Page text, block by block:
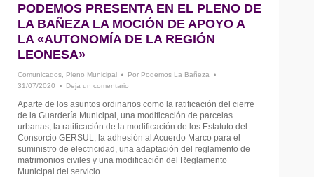
PODEMOS PRESENTA EN EL PLENO DE
LA BAÑEZA LA MOCIÓN DE APOYO A
LA «AUTONOMÍA DE LA REGIÓN
LEONESA»
Comunicados Pleno Municipal Por Podemos La Bañeza
31/07/2020
Deja un comentario
Aparte de los asuntos ordinarios como la ratificación del cierre
de la Guardería Municipal, una modificación de parcelas
urbanas, la ratificación de la modificación de los Estatuto del
Consorcio GERSUL, la adhesión al Acuerdo Marco para el
suministro de electricidad, una adaptación del reglamento de
matrimonios civiles y una modificación del Reglamento
Municipal del servicio…